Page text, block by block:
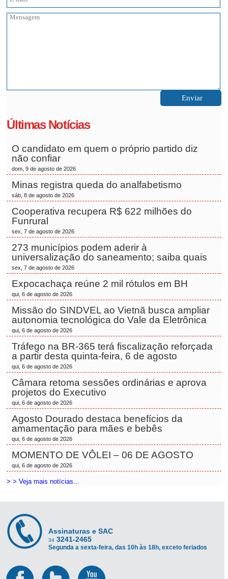
Últimas Notícias
O candidato em quem o próprio partido diz
não confiar
dom, 9 de agosto de 2026
Minas registra queda do analfabetismo
sáb, 8 de agosto de 2026
Cooperativa recupera R$ 622 milhões do
Funrural
sex, 7 de agosto de 2026
273 municípios podem aderir à
universalização do saneamento; saiba quais
sex, 7 de agosto de 2026
Expocachaça reúne 2 mil rótulos em BH
qui, 6 de agosto de 2026
Missão do SINDVEL ao Vietnã busca ampliar
autonomia tecnológica do Vale da Eletrônica
qui, 6 de agosto de 2026
Tráfego na BR-365 terá fiscalização reforçada
a partir desta quinta-feira, 6 de agosto
qui, 6 de agosto de 2026
Câmara retoma sessões ordinárias e aprova
projetos do Executivo
qui, 6 de agosto de 2026
Agosto Dourado destaca benefícios da
amamentação para mães e bebês
qui, 6 de agosto de 2026
MOMENTO DE VÔLEI – 06 DE AGOSTO
qui, 6 de agosto de 2026
> > Veja mais notícias...
Assinaturas e SAC
34 3241-2465
Segunda a sexta-feira, das 10h às 18h, exceto feriados